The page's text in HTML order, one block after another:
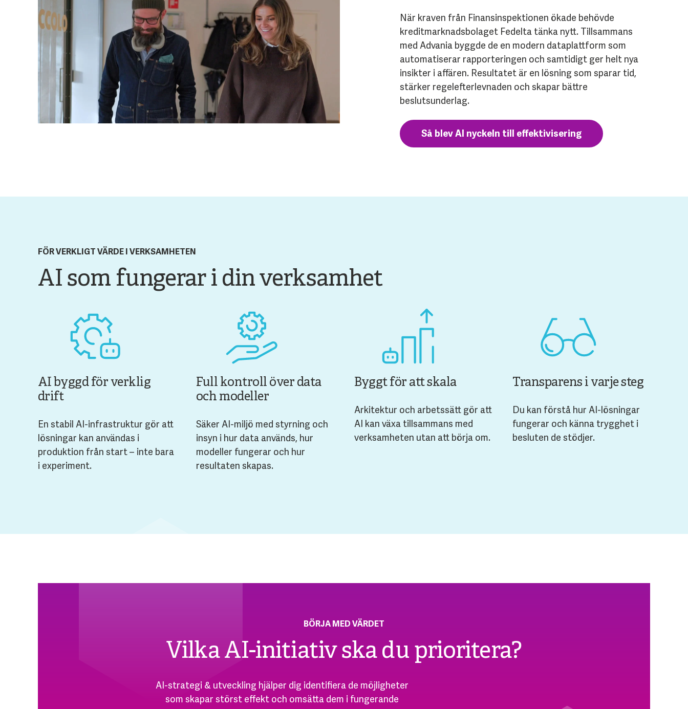
När kraven från Finansinspektionen ökade behövde
kreditmarknadsbolaget Fedelta tänka nytt. Tillsammans
med Advania byggde de en modern dataplattform som
automatiserar rapporteringen och samtidigt ger helt nya
insikter i affären. Resultatet är en lösning som sparar tid,
stärker regelefterlevnaden och skapar bättre
beslutsunderlag.
Så blev AI nyckeln till effektivisering
FÖR VERKLIGT VÄRDE I VERKSAMHETEN
AI som fungerar i din verksamhet
AI byggd för verklig
drift
En stabil AI-infrastruktur gör att
lösningar kan användas i
produktion från start – inte bara
i experiment.
Full kontroll över data
och modeller
Säker AI-miljö med styrning och
insyn i hur data används, hur
modeller fungerar och hur
resultaten skapas.
Byggt för att skala
Arkitektur och arbetssätt gör att
AI kan växa tillsammans med
verksamheten utan att börja om.
Transparens i varje steg
Du kan förstå hur AI-lösningar
fungerar och känna trygghet i
besluten de stödjer.
BÖRJA MED VÄRDET
Vilka AI-initiativ ska du prioritera?
AI-strategi & utveckling hjälper dig identifiera de möjligheter
som skapar störst effekt och omsätta dem i fungerande